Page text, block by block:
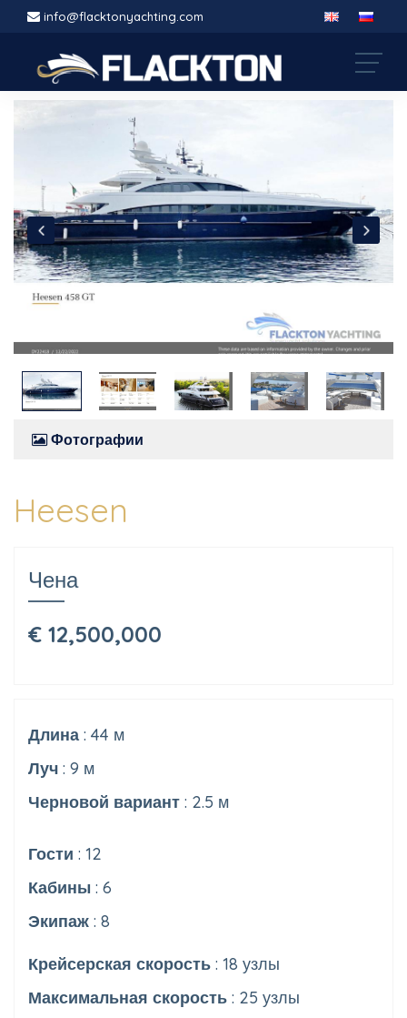
info@flacktonyachting.com
Фотографии
Heesen
Чена
€ 12,500,000
Длина : 44 м
Луч : 9 м
Черновой вариант : 2.5 м
Гости : 12
Кабины : 6
Экипаж : 8
Крейсерская скорость : 18 узлы
Максимальная скорость : 25 узлы